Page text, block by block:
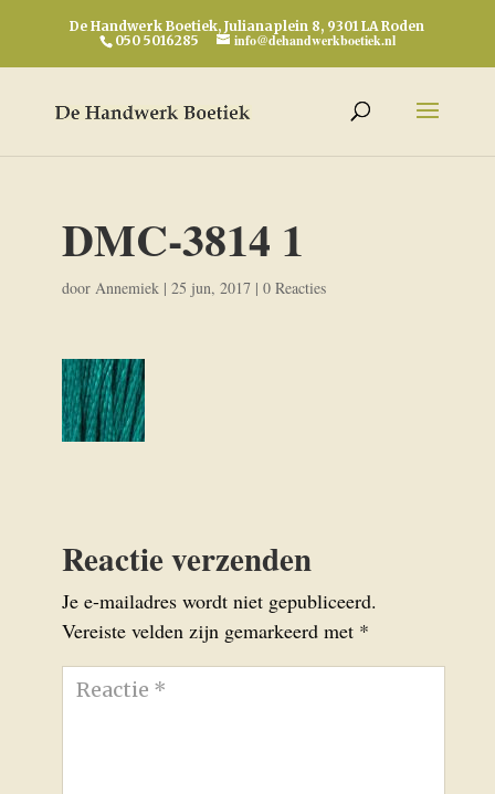
De Handwerk Boetiek, Julianaplein 8, 9301 LA Roden
050 5016285
info@dehandwerkboetiek.nl
DMC-3814 1
door Annemiek| 25 jun, 2017| 0 Reacties
Reactie verzenden
Je e-mailadres wordt niet gepubliceerd.
Vereiste velden zijn gemarkeerd met *